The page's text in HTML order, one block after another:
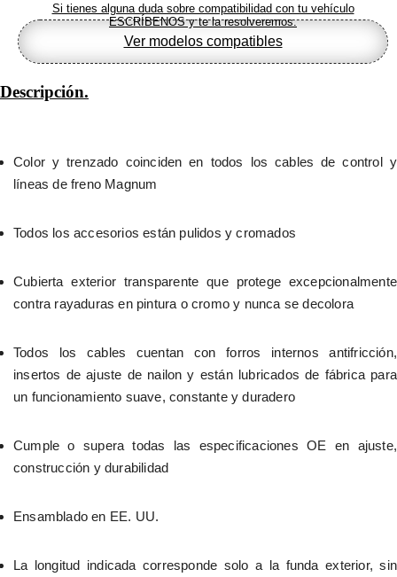
Si tienes alguna duda sobre compatibilidad con tu vehículo
ESCRÍBENOS y te la resolveremos.
Ver modelos compatibles
Descripción.
Color y trenzado coinciden en todos los cables de control y
líneas de freno Magnum
Todos los accesorios están pulidos y cromados
Cubierta exterior transparente que protege excepcionalmente
contra rayaduras en pintura o cromo y nunca se decolora
Todos los cables cuentan con forros internos antifricción,
insertos de ajuste de nailon y están lubricados de fábrica para
un funcionamiento suave, constante y duradero
Cumple o supera todas las especificaciones OE en ajuste,
construcción y durabilidad
Ensamblado en EE. UU.
La longitud indicada corresponde solo a la funda exterior, sin